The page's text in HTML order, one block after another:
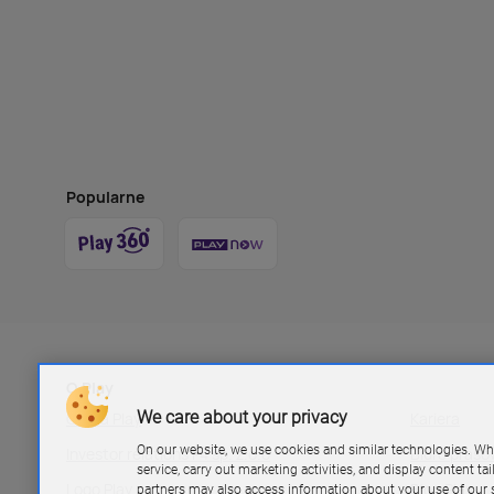
Popularne
O Play
Grupa Play
Investor relations P4 sp. z.o.o
Biuro
Blog Play
We care about your privacy
On our website, we use cookies and similar technologies.
service, carry out marketing activities, and display content
partners may also access information about your use of